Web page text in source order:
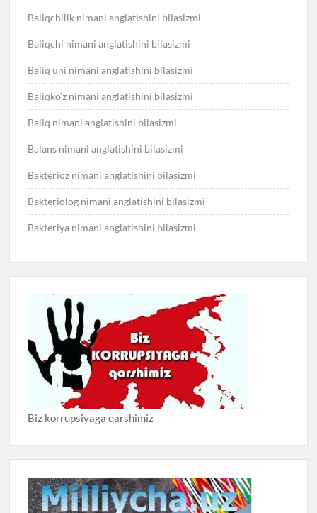
Baliqchilik nimani anglatishini bilasizmi
Baliqchi nimani anglatishini bilasizmi
Baliq uni nimani anglatishini bilasizmi
Baliqko’z nimani anglatishini bilasizmi
Baliq nimani anglatishini bilasizmi
Balans nimani anglatishini bilasizmi
Bakterioz nimani anglatishini bilasizmi
Bakteriolog nimani anglatishini bilasizmi
Bakteriya nimani anglatishini bilasizmi
Biz korrupsiyaga qarshimiz